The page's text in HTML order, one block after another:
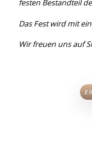
festen Bestandteil
Das Fest wird mit
Wir freuen uns auf